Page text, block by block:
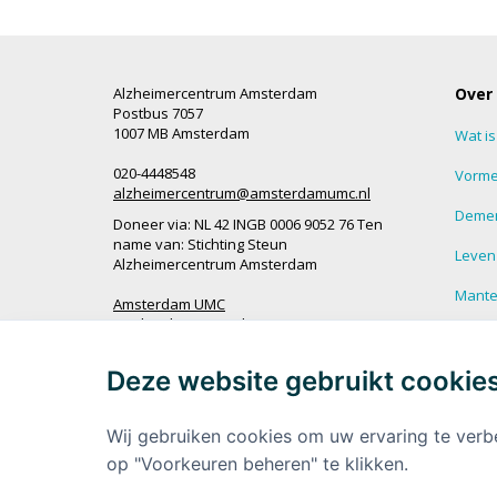
Alzheimercentrum Amsterdam
Postbus 7057
1007 MB Amsterdam
020-4448548
alzheimercentrum@amsterdamumc.nl
Doneer via: NL 42 INGB 0006 9052 76 Ten
name van: Stichting Steun
Alzheimercentrum Amsterdam
Amsterdam UMC
Werken bij Amsterdam UMC
Ik wil op de hoogte blijven
Wat
Meer
Deze website gebruikt
Wij gebruiken cookies om uw ervaring te
op "Voorkeuren beheren" te klikken.